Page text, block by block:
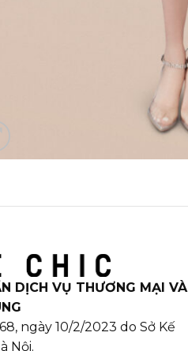
DỊCH VỤ THƯƠNG MẠI VÀ
ngày 10/2/2023 do Sở Kế
Nội.